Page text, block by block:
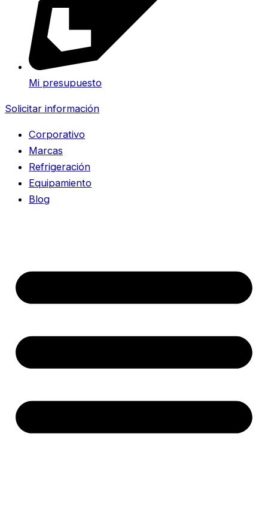
Mi presupuesto
Solicitar información
Corporativo
Marcas
Refrigeración
Equipamiento
Blog